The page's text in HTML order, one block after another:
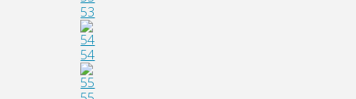
53
54